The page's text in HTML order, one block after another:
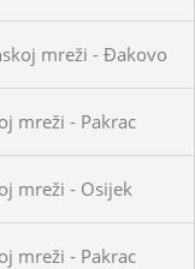
mreži - Đakovo
mreži - Pakrac
mreži - Osijek
mreži - Pakrac